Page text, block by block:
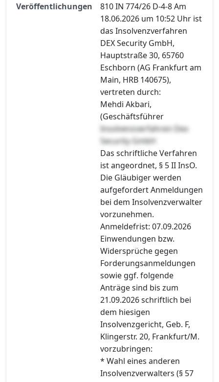
Veröffentlichungen
810 IN 774/26 D-4-8 Am
18.06.2026 um 10:52 Uhr ist
das Insolvenzverfahren
DEX Security GmbH,
Hauptstraße 30, 65760
Eschborn (AG Frankfurt am
Main, HRB 140675),
vertreten durch:
Mehdi Akbari,
(Geschäftsführer
Insolvenzverfahren Dex
Security GmbH
Das schriftliche Verfahren
ist angeordnet, § 5 II InsO.
Die Gläubiger werden
aufgefordert Anmeldungen
bei dem Insolvenzverwalter
vorzunehmen.
Anmeldefrist: 07.09.2026
Einwendungen bzw.
Widersprüche gegen
Forderungsanmeldungen
sowie ggf. folgende
Anträge sind bis zum
21.09.2026 schriftlich bei
dem hiesigen
Insolvenzgericht, Geb. F,
Klingerstr. 20, Frankfurt/M.
vorzubringen:
* Wahl eines anderen
Insolvenzverwalters (§ 57